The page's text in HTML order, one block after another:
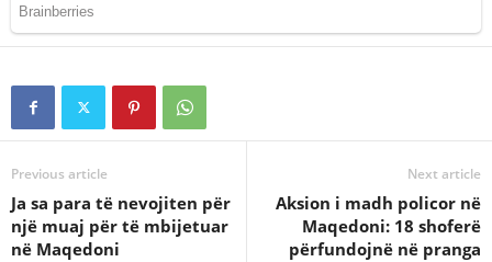
Previous article
Ja sa para të nevojiten për
një muaj për të mbijetuar
në Maqedoni
Next article
Aksion i madh policor në
Maqedoni: 18 shoferë
përfundojnë në pranga